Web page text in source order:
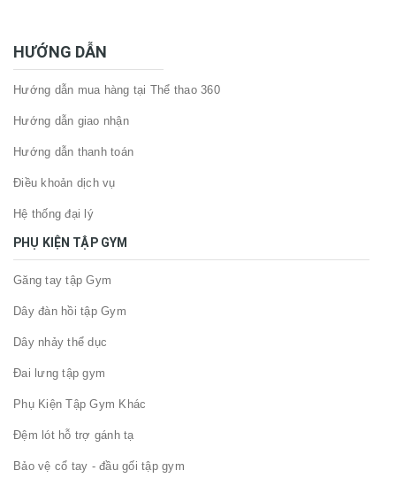
HƯỚNG DẪN
Hướng dẫn mua hàng tại Thể thao 360
Hướng dẫn giao nhận
Hướng dẫn thanh toán
Điều khoản dịch vụ
Hệ thống đại lý
PHỤ KIỆN TẬP GYM
Găng tay tập Gym
Dây đàn hồi tập Gym
Dây nhảy thể dục
Đai lưng tập gym
Phụ Kiện Tập Gym Khác
Đệm lót hỗ trợ gánh tạ
Bảo vệ cổ tay - đầu gối tập gym